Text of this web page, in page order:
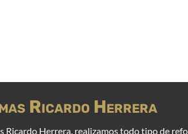
Ricardo Herrera
Ricardo Herrera, realizamos todo tipo de